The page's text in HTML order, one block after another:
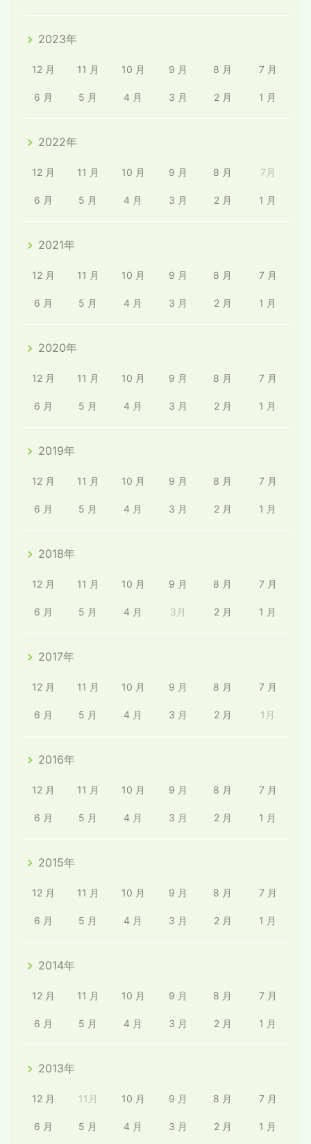
2023年
12 月 11 月 10 月 9 月 8 月 7 月
6 月 5 月 4 月 3 月 2 月 1 月
2022年
12 月 11 月 10 月 9 月 8 月 7月
6 月 5 月 4 月 3 月 2 月 1 月
2021年
12 月 11 月 10 月 9 月 8 月 7 月
6 月 5 月 4 月 3 月 2 月 1 月
2020年
12 月 11 月 10 月 9 月 8 月 7 月
6 月 5 月 4 月 3 月 2 月 1 月
2019年
12 月 11 月 10 月 9 月 8 月 7 月
6 月 5 月 4 月 3 月 2 月 1 月
2018年
12 月 11 月 10 月 9 月 8 月 7 月
6 月 5 月 4 月 3月 2 月 1 月
2017年
12 月 11 月 10 月 9 月 8 月 7 月
6 月 5 月 4 月 3 月 2 月 1月
2016年
12 月 11 月 10 月 9 月 8 月 7 月
6 月 5 月 4 月 3 月 2 月 1 月
2015年
12 月 11 月 10 月 9 月 8 月 7 月
6 月 5 月 4 月 3 月 2 月 1 月
2014年
12 月 11 月 10 月 9 月 8 月 7 月
6 月 5 月 4 月 3 月 2 月 1 月
2013年
12 月 11月 10 月 9 月 8 月 7 月
6 月 5 月 4 月 3 月 2 月 1 月